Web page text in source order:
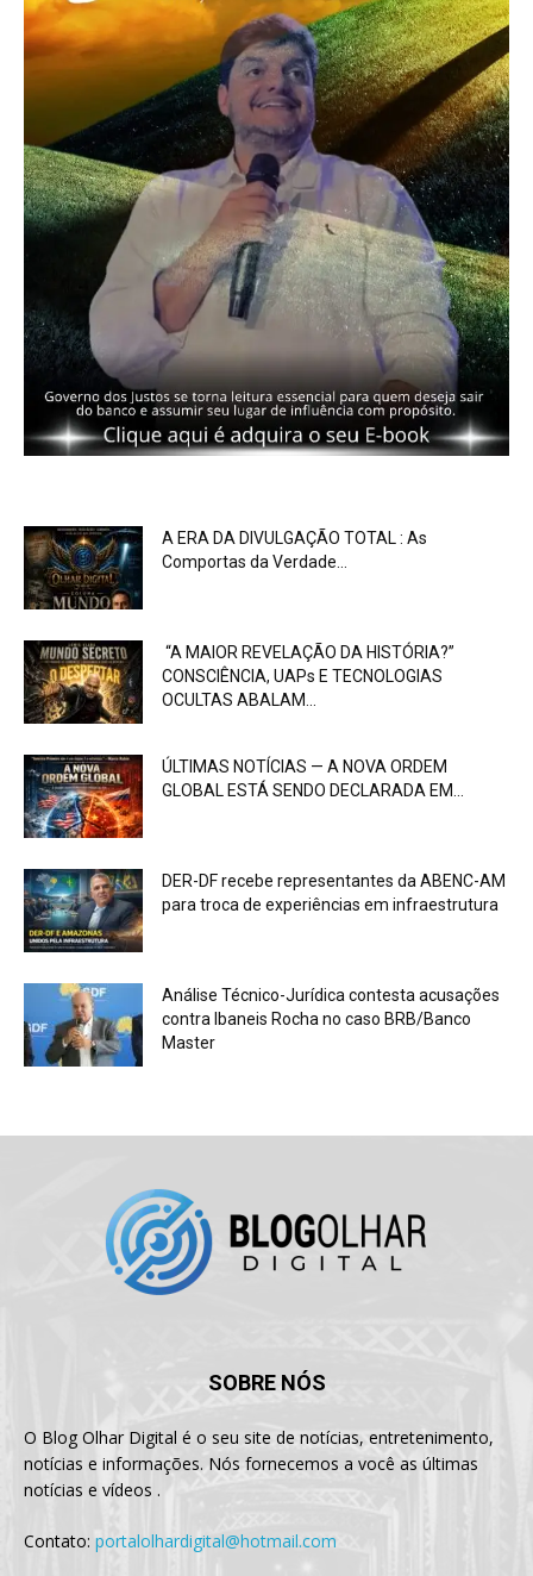
A ERA DA DIVULGAÇÃO TOTAL : As
Comportas da Verdade...
“A MAIOR REVELAÇÃO DA HISTÓRIA?”
CONSCIÊNCIA, UAPs E TECNOLOGIAS
OCULTAS ABALAM...
ÚLTIMAS NOTÍCIAS — A NOVA ORDEM
GLOBAL ESTÁ SENDO DECLARADA EM...
DER-DF recebe representantes da ABENC-AM
para troca de experiências em infraestrutura
Análise Técnico-Jurídica contesta acusações
contra Ibaneis Rocha no caso BRB/Banco
Master
SOBRE NÓS
O Blog Olhar Digital é o seu site de notícias, entretenimento,
notícias e informações. Nós fornecemos a você as últimas
notícias e vídeos .
Contato: portalolhardigital@hotmail.com